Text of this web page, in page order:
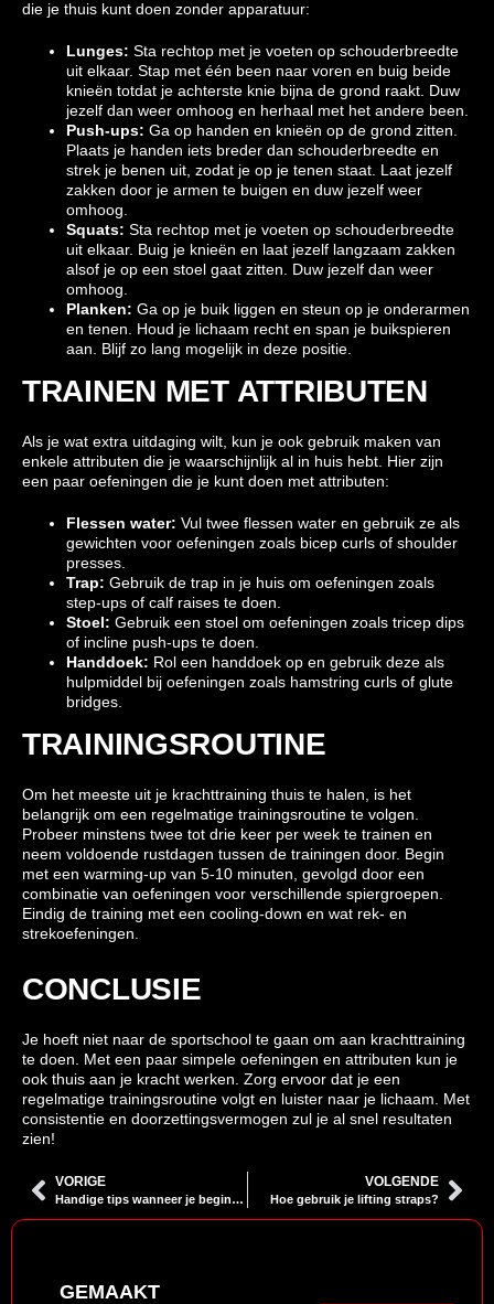
die je thuis kunt doen zonder apparatuur:
Lunges: Sta rechtop met je voeten op schouderbreedte
uit elkaar. Stap met één been naar voren en buig beide
knieën totdat je achterste knie bijna de grond raakt. Duw
jezelf dan weer omhoog en herhaal met het andere been.
Push-ups: Ga op handen en knieën op de grond zitten.
Plaats je handen iets breder dan schouderbreedte en
strek je benen uit, zodat je op je tenen staat. Laat jezelf
zakken door je armen te buigen en duw jezelf weer
omhoog.
Squats: Sta rechtop met je voeten op schouderbreedte
uit elkaar. Buig je knieën en laat jezelf langzaam zakken
alsof je op een stoel gaat zitten. Duw jezelf dan weer
omhoog.
Planken: Ga op je buik liggen en steun op je onderarmen
en tenen. Houd je lichaam recht en span je buikspieren
aan. Blijf zo lang mogelijk in deze positie.
TRAINEN MET ATTRIBUTEN
Als je wat extra uitdaging wilt, kun je ook gebruik maken van
enkele attributen die je waarschijnlijk al in huis hebt. Hier zijn
een paar oefeningen die je kunt doen met attributen:
Flessen water: Vul twee flessen water en gebruik ze als
gewichten voor oefeningen zoals bicep curls of shoulder
presses.
Trap: Gebruik de trap in je huis om oefeningen zoals
step-ups of calf raises te doen.
Stoel: Gebruik een stoel om oefeningen zoals tricep dips
of incline push-ups te doen.
Handdoek: Rol een handdoek op en gebruik deze als
hulpmiddel bij oefeningen zoals hamstring curls of glute
bridges.
TRAININGSROUTINE
Om het meeste uit je krachttraining thuis te halen, is het
belangrijk om een ​​regelmatige trainingsroutine te volgen.
Probeer minstens twee tot drie keer per week te trainen en
neem voldoende rustdagen tussen de trainingen door. Begin
met een warming-up van 5-10 minuten, gevolgd door een
combinatie van oefeningen voor verschillende spiergroepen.
Eindig de training met een cooling-down en wat rek- en
strekoefeningen.
CONCLUSIE
Je hoeft niet naar de sportschool te gaan om aan krachttraining
te doen. Met een paar simpele oefeningen en attributen kun je
ook thuis aan je kracht werken. Zorg ervoor dat je een
regelmatige trainingsroutine volgt en luister naar je lichaam. Met
consistentie en doorzettingsvermogen zul je al snel resultaten
zien!
VORIGE
Handige tips wanneer je begint met krachttraining
VOLGENDE
Hoe gebruik je lifting straps?
GEMAAKT